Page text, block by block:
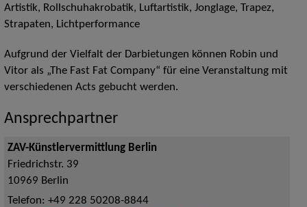
Artistik, Rollschuhakrobatik, Luftartistik, Jonglage, Trapez,
Strapaten, Lichtperformance
Aufgrund der Vielfalt der Darbietungen können Robin und
Vitor als „The Fast Fat Company“ für eine Veranstaltung mit
verschiedenen Acts gebucht werden.
Ansprechpartner
ZAV-Künstlervermittlung Berlin
Friedrichstr. 39
10969 Berlin
Telefon: +49 228 50208-8844